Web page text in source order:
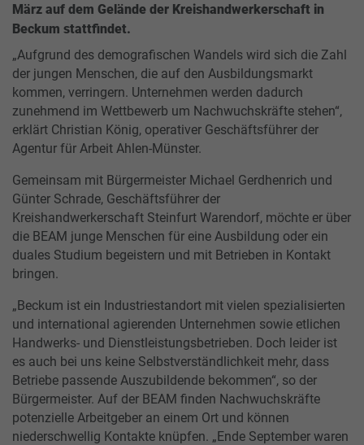
März auf dem Gelände der Kreishandwerkerschaft in
Beckum stattfindet.
„Aufgrund des demografischen Wandels wird sich die Zahl
der jungen Menschen, die auf den Ausbildungsmarkt
kommen, verringern. Unternehmen werden dadurch
zunehmend im Wettbewerb um Nachwuchskräfte stehen“,
erklärt Christian König, operativer Geschäftsführer der
Agentur für Arbeit Ahlen-Münster.
Gemeinsam mit Bürgermeister Michael Gerdhenrich und
Günter Schrade, Geschäftsführer der
Kreishandwerkerschaft Steinfurt Warendorf, möchte er über
die BEAM junge Menschen für eine Ausbildung oder ein
duales Studium begeistern und mit Betrieben in Kontakt
bringen.
„Beckum ist ein Industriestandort mit vielen spezialisierten
und international agierenden Unternehmen sowie etlichen
Handwerks- und Dienstleistungsbetrieben. Doch leider ist
es auch bei uns keine Selbstverständlichkeit mehr, dass
Betriebe passende Auszubildende bekommen“, so der
Bürgermeister. Auf der BEAM finden Nachwuchskräfte
potenzielle Arbeitgeber an einem Ort und können
niederschwellig Kontakte knüpfen. „Ende September waren